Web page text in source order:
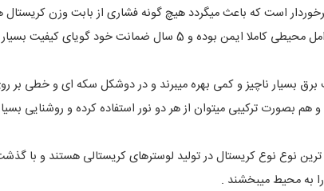
است که باعث میگردد هیچ گونه فشاری از بابت وزن کریستال
به آن وارد نشود و همچین به دلیل ضد زنگ بودن ، در هر شرایط آب و هوایی در مقابل رطوبت و دیگر عوامل محیطی کاملا ایمن بوده و 5 سال
برق بسیار ناچیز و کمی بهره میبرند و در دوشکل سکه ای و خطی بر
بصورت ترکیبی میتوان از هر دو نور استفاده کرده و روشنایی
نوع نوع کریستال در تولید لوسترهای کریستالی هستند و با
به محیط میبخشند .